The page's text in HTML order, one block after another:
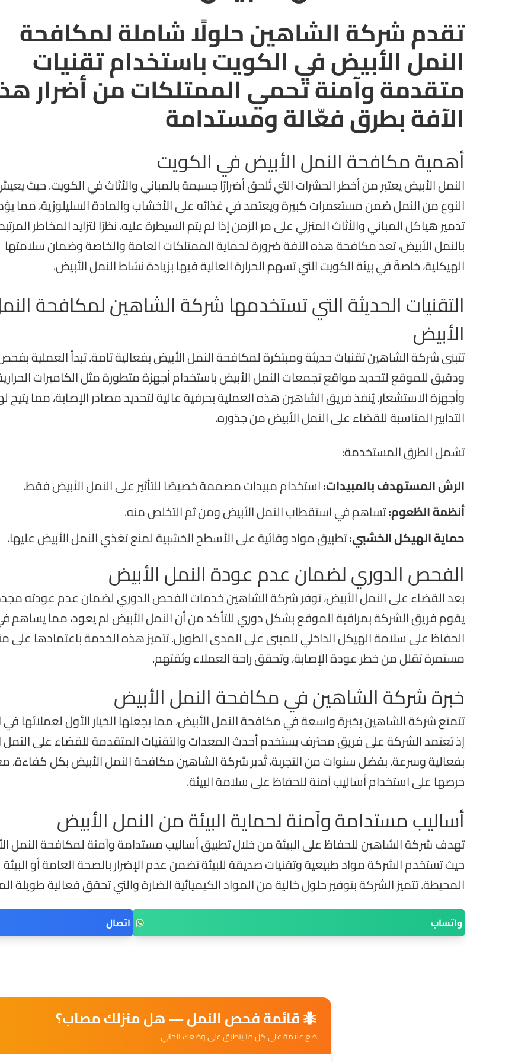
تقدم شركة الشاهين حلولًا شاملة لمكافحة
النمل الأبيض في الكويت باستخدام تقنيات
متقدمة وآمنة تحمي الممتلكات من أضرار
الآفة بطرق فعّالة ومستدامة
أهمية مكافحة النمل الأبيض في الكويت
النمل الأبيض يعتبر من أخطر الحشرات التي تُلحق أضرارًا جسيمة بالمباني والأثاث في الكويت. حيث
النوع من النمل ضمن مستعمرات كبيرة ويعتمد في غذائه على الأخشاب والمادة السليلوزية، مما
تدمير هياكل المباني والأثاث المنزلي على مر الزمن إذا لم يتم السيطرة عليه. نظرًا لتزايد المخاطر
بالنمل الأبيض، تعد مكافحة هذه الآفة ضرورة لحماية الممتلكات العامة والخاصة وضمان سلامتها
الهيكلية، خاصةً في بيئة الكويت التي تسهم الحرارة العالية فيها بزيادة نشاط النمل الأبيض.
التقنيات الحديثة التي تستخدمها شركة الشاهين لمكافحة
الأبيض
تتبنى شركة الشاهين تقنيات حديثة ومبتكرة لمكافحة النمل الأبيض بفعالية تامة. تبدأ العملية
ودقيق للموقع لتحديد مواقع تجمعات النمل الأبيض باستخدام أجهزة متطورة مثل الكاميرات
وأجهزة الاستشعار. يُنفذ فريق الشاهين هذه العملية بحرفية عالية لتحديد مصادر الإصابة، مما يتيح
التدابير المناسبة للقضاء على النمل الأبيض من جذوره.
تشمل الطرق المستخدمة:
الرش المستهدف بالمبيدات:استخدام مبيدات مصممة خصيصًا للتأثير على النمل الأبيض فقط.
أنظمة الطُعوم:تساهم في استقطاب النمل الأبيض ومن ثم التخلص منه.
حماية الهيكل الخشبي:تطبيق مواد وقائية على الأسطح الخشبية لمنع تغذي النمل الأبيض عليها.
الفحص الدوري لضمان عدم عودة النمل الأبيض
بعد القضاء على النمل الأبيض، توفر شركة الشاهين خدمات الفحص الدوري لضمان عدم عودته
يقوم فريق الشركة بمراقبة الموقع بشكل دوري للتأكد من أن النمل الأبيض لم يعود، مما يساهم
الحفاظ على سلامة الهيكل الداخلي للمبنى على المدى الطويل. تتميز هذه الخدمة باعتمادها على
مستمرة تقلل من خطر عودة الإصابة، وتحقق راحة العملاء وثقتهم.
خبرة شركة الشاهين في مكافحة النمل الأبيض
تتمتع شركة الشاهين بخبرة واسعة في مكافحة النمل الأبيض، مما يجعلها الخيار الأول لعملائها
إذ تعتمد الشركة على فريق محترف يستخدم أحدث المعدات والتقنيات المتقدمة للقضاء على النمل
بفعالية وسرعة. بفضل سنوات من التجربة، تُدير شركة الشاهين مكافحة النمل الأبيض بكل كفاءة،
حرصها على استخدام أساليب آمنة للحفاظ على سلامة البيئة.
أساليب مستدامة وآمنة لحماية البيئة من النمل الأبيض
تهدف شركة الشاهين للحفاظ على البيئة من خلال تطبيق أساليب مستدامة وآمنة لمكافحة النمل
حيث تستخدم الشركة مواد طبيعية وتقنيات صديقة للبيئة تضمن عدم الإضرار بالصحة العامة أو البيئة
المحيطة. تتميز الشركة بتوفير حلول خالية من المواد الكيميائية الضارة والتي تحقق فعالية طويلة
واتساب اتصال
🐜 قائمة فحص النمل — هل منزلك مصاب؟
ضع علامة على كل ما ينطبق على وضعك الحالي